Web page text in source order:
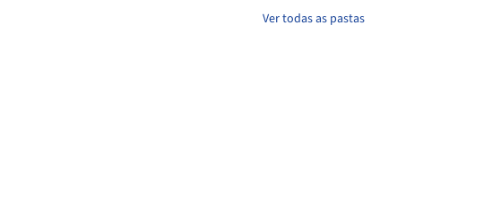
Ver todas as pastas